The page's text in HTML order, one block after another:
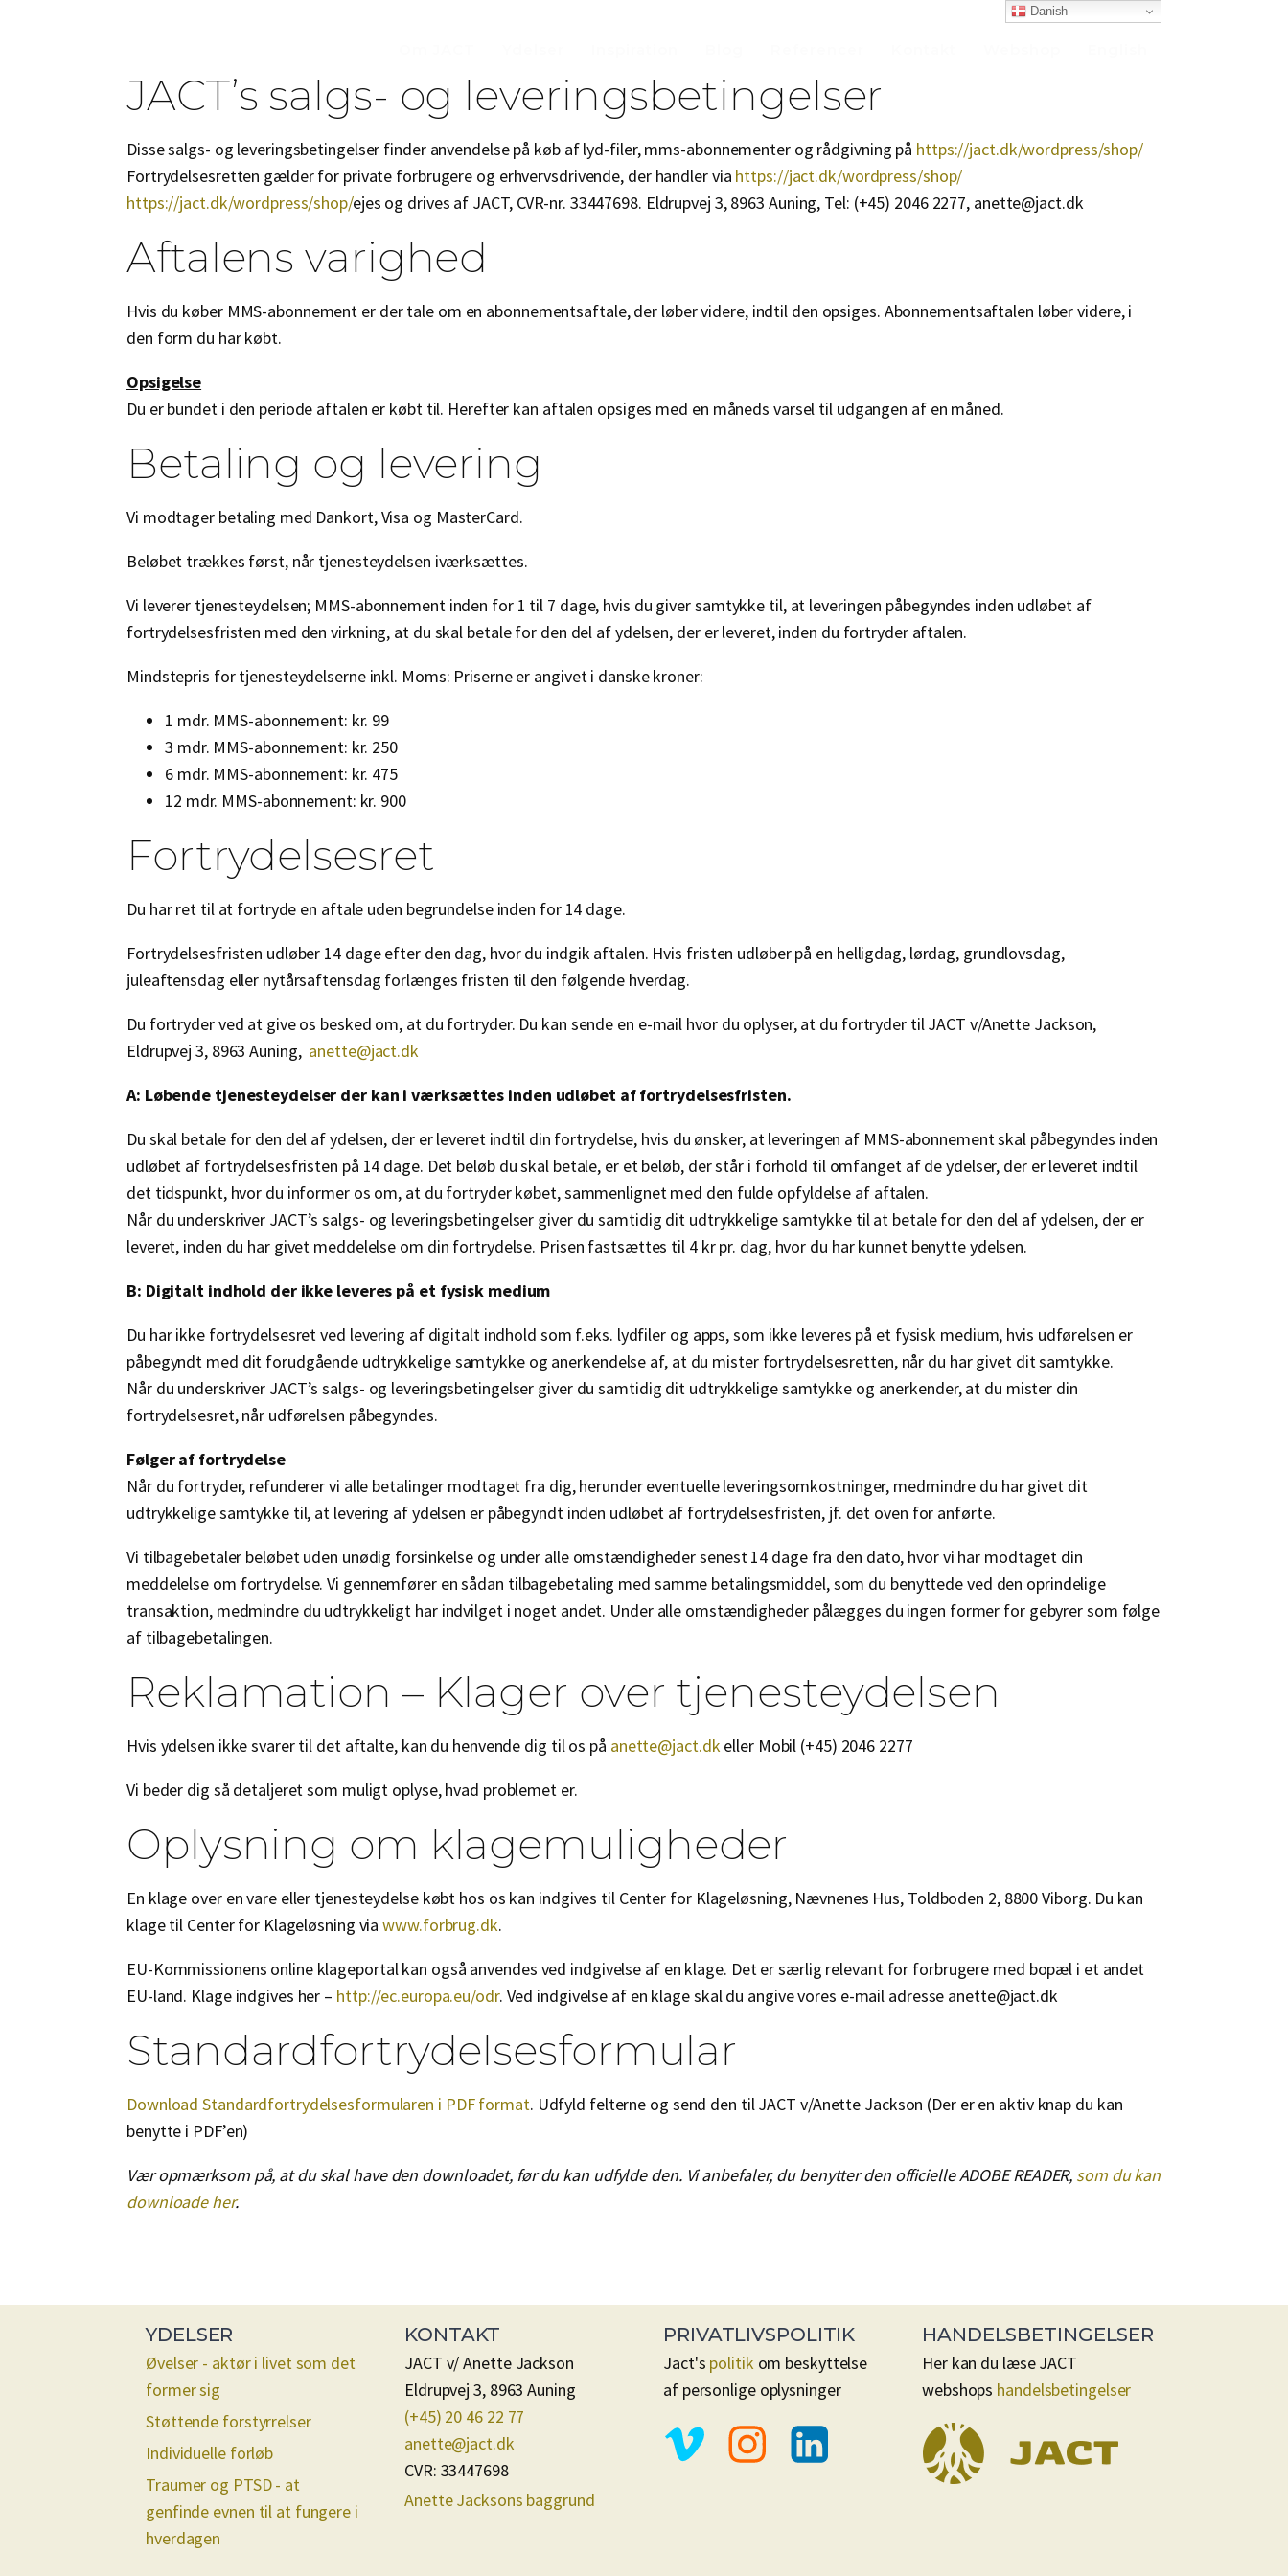
Danish
JACT’s salgs- og leveringsbetingelser
Disse salgs- og leveringsbetingelser finder anvendelse på køb af lyd-filer, mms-abonnementer og rådgivning på https://jact.dk/wordpress/shop/
Fortrydelsesretten gælder for private forbrugere og erhvervsdrivende, der handler via https://jact.dk/wordpress/shop/
https://jact.dk/wordpress/shop/ejes og drives af JACT, CVR-nr. 33447698. Eldrupvej 3, 8963 Auning, Tel: (+45) 2046 2277, anette@jact.dk
Aftalens varighed
Hvis du køber MMS-abonnement er der tale om en abonnementsaftale, der løber videre, indtil den opsiges. Abonnementsaftalen løber videre, i
den form du har købt.
Opsigelse
Du er bundet i den periode aftalen er købt til. Herefter kan aftalen opsiges med en måneds varsel til udgangen af en måned.
Betaling og levering
Vi modtager betaling med Dankort, Visa og MasterCard.
Beløbet trækkes først, når tjenesteydelsen iværksættes.
Vi leverer tjenesteydelsen; MMS-abonnement inden for 1 til 7 dage, hvis du giver samtykke til, at leveringen påbegyndes inden udløbet af
fortrydelsesfristen med den virkning, at du skal betale for den del af ydelsen, der er leveret, inden du fortryder aftalen.
Mindstepris for tjenesteydelserne inkl. Moms: Priserne er angivet i danske kroner:
1 mdr. MMS-abonnement: kr. 99
3 mdr. MMS-abonnement: kr. 250
6 mdr. MMS-abonnement: kr. 475
12 mdr. MMS-abonnement: kr. 900
Fortrydelsesret
Du har ret til at fortryde en aftale uden begrundelse inden for 14 dage.
Fortrydelsesfristen udløber 14 dage efter den dag, hvor du indgik aftalen. Hvis fristen udløber på en helligdag, lørdag, grundlovsdag,
juleaftensdag eller nytårsaftensdag forlænges fristen til den følgende hverdag.
Du fortryder ved at give os besked om, at du fortryder. Du kan sende en e-mail hvor du oplyser, at du fortryder til JACT v/Anette Jackson,
Eldrupvej 3, 8963 Auning, anette@jact.dk
A: Løbende tjenesteydelser der kan i værksættes inden udløbet af fortrydelsesfristen.
Du skal betale for den del af ydelsen, der er leveret indtil din fortrydelse, hvis du ønsker, at leveringen af MMS-abonnement skal påbegyndes inden
udløbet af fortrydelsesfristen på 14 dage. Det beløb du skal betale, er et beløb, der står i forhold til omfanget af de ydelser, der er leveret indtil
det tidspunkt, hvor du informer os om, at du fortryder købet, sammenlignet med den fulde opfyldelse af aftalen.
Når du underskriver JACT’s salgs- og leveringsbetingelser giver du samtidig dit udtrykkelige samtykke til at betale for den del af ydelsen, der er
leveret, inden du har givet meddelelse om din fortrydelse. Prisen fastsættes til 4 kr pr. dag, hvor du har kunnet benytte ydelsen.
B: Digitalt indhold der ikke leveres på et fysisk medium
Du har ikke fortrydelsesret ved levering af digitalt indhold som f.eks. lydfiler og apps, som ikke leveres på et fysisk medium, hvis udførelsen er
påbegyndt med dit forudgående udtrykkelige samtykke og anerkendelse af, at du mister fortrydelsesretten, når du har givet dit samtykke.
Når du underskriver JACT’s salgs- og leveringsbetingelser giver du samtidig dit udtrykkelige samtykke og anerkender, at du mister din
fortrydelsesret, når udførelsen påbegyndes.
Følger af fortrydelse
Når du fortryder, refunderer vi alle betalinger modtaget fra dig, herunder eventuelle leveringsomkostninger, medmindre du har givet dit
udtrykkelige samtykke til, at levering af ydelsen er påbegyndt inden udløbet af fortrydelsesfristen, jf. det oven for anførte.
Vi tilbagebetaler beløbet uden unødig forsinkelse og under alle omstændigheder senest 14 dage fra den dato, hvor vi har modtaget din
meddelelse om fortrydelse. Vi gennemfører en sådan tilbagebetaling med samme betalingsmiddel, som du benyttede ved den oprindelige
transaktion, medmindre du udtrykkeligt har indvilget i noget andet. Under alle omstændigheder pålægges du ingen former for gebyrer som følge
af tilbagebetalingen.
Reklamation – Klager over tjenesteydelsen
Hvis ydelsen ikke svarer til det aftalte, kan du henvende dig til os på anette@jact.dk eller Mobil (+45) 2046 2277
Vi beder dig så detaljeret som muligt oplyse, hvad problemet er.
Oplysning om klagemuligheder
En klage over en vare eller tjenesteydelse købt hos os kan indgives til Center for Klageløsning, Nævnenes Hus, Toldboden 2, 8800 Viborg. Du kan
klage til Center for Klageløsning viawww.forbrug.dk.
EU-Kommissionens online klageportal kan også anvendes ved indgivelse af en klage. Det er særlig relevant for forbrugere med bopæl i et andet
EU-land. Klage indgives her – http://ec.europa.eu/odr. Ved indgivelse af en klage skal du angive vores e-mail adresse anette@jact.dk
Standardfortrydelsesformular
Download Standardfortrydelsesformularen i PDF format. Udfyld felterne og send den til JACT v/Anette Jackson (Der er en aktiv knap du kan
benytte i PDF’en)
Vær opmærksom på, at du skal have den downloadet, før du kan udfylde den. Vi anbefaler, du benytter den officielle ADOBE READER, som du kan
downloade her.
YDELSER
Øvelser - aktør i livet som det
former sig
Støttende forstyrrelser
Individuelle forløb
Traumer og PTSD - at
genfinde evnen til at fungere i
hverdagen
KONTAKT
JACT v/ Anette Jackson
Eldrupvej 3, 8963 Auning
(+45) 20 46 22 77
anette@jact.dk
CVR: 33447698
Anette Jacksons baggrund
PRIVATLIVSPOLITIK
Jact's politik om beskyttelse
af personlige oplysninger
HANDELSBETINGELSER
Her kan du læse JACT
webshops handelsbetingelser